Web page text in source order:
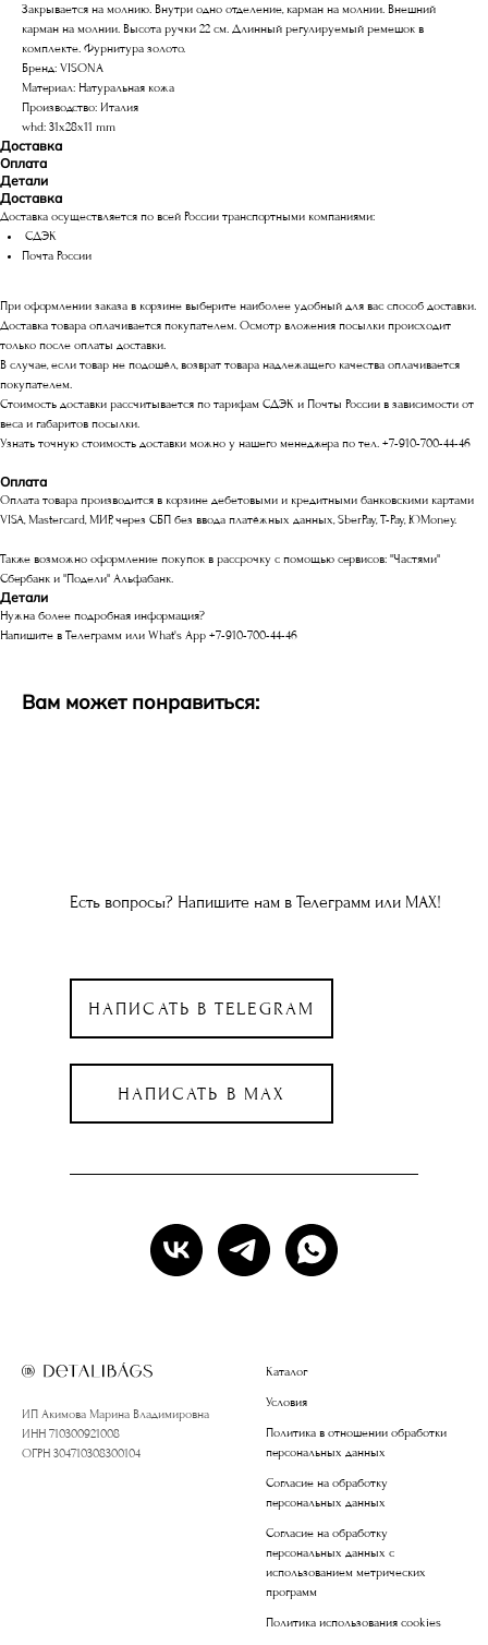
Закрывается на молнию. Внутри одно отделение, карман на молнии. Внешний
карман на молнии. Высота ручки 22 см. Длинный регулируемый ремешок в
комплекте. Фурнитура золото.
Бренд: VISONA
Материал: Натуральная кожа
Производство: Италия
whd: 31x28x11 mm
Доставка
Оплата
Детали
Доставка
Доставка осуществляется по всей России транспортными компаниями:
СДЭК
Почта России
При оформлении заказа в корзине выберите наиболее удобный для вас способ доставки.
Доставка товара оплачивается покупателем. Осмотр вложения посылки происходит
только после оплаты доставки.
В случае, если товар не подошёл, возврат товара надлежащего качества оплачивается
покупателем.
Стоимость доставки рассчитывается по тарифам СДЭК и Почты России в зависимости от
веса и габаритов посылки.
Узнать точную стоимость доставки можно у нашего менеджера по тел. +7-910-700-44-46
Оплата
Оплата товара производится в корзине дебетовыми и кредитными банковскими картами
VISA, Mastercard, МИР, через СБП без ввода платёжных данных, SberPay, T-Pay, ЮMoney.
Также возможно оформление покупок в рассрочку с помощью сервисов: "Частями"
Сбербанк и "Подели" Альфабанк.
Детали
Нужна более подробная информация?
Напишите в Телеграмм или What's App +7-910-700-44-46
Вам может понравиться:
Есть вопросы? Напишите нам в Телеграмм или МАХ!
НАПИСАТЬ В MAX
НАПИСАТЬ В TELEGRAM
ИП Акимова Марина Владимировна
ИНН 710300921008
ОГРН 304710308300104
Каталог
Условия
Политика в отношении обработки
персональных данных
Согласие на обработку
персональных данных
Согласие на обработку
персональных данных с
использованием метрических
программ
Политика использования cookies